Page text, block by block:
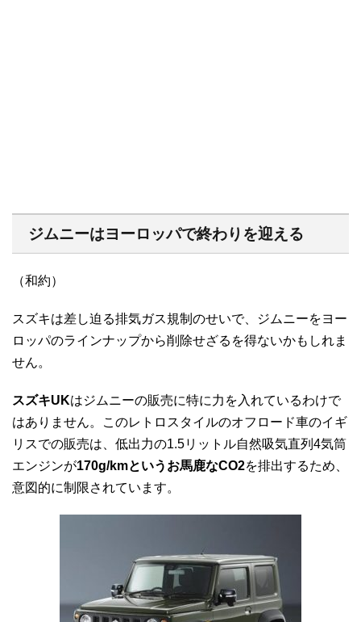
ジムニーはヨーロッパで終わりを迎える
（和約）
スズキは差し迫る排気ガス規制のせいで、ジムニーをヨー
ロッパのラインナップから削除せざるを得ないかもしれま
せん。
スズキUKはジムニーの販売に特に力を入れているわけで
はありません。このレトロスタイルのオフロード車のイギ
リスでの販売は、低出力の1.5リットル自然吸気直列4気筒
エンジンが170g/kmというお馬鹿なCO2を排出するため、
意図的に制限されています。